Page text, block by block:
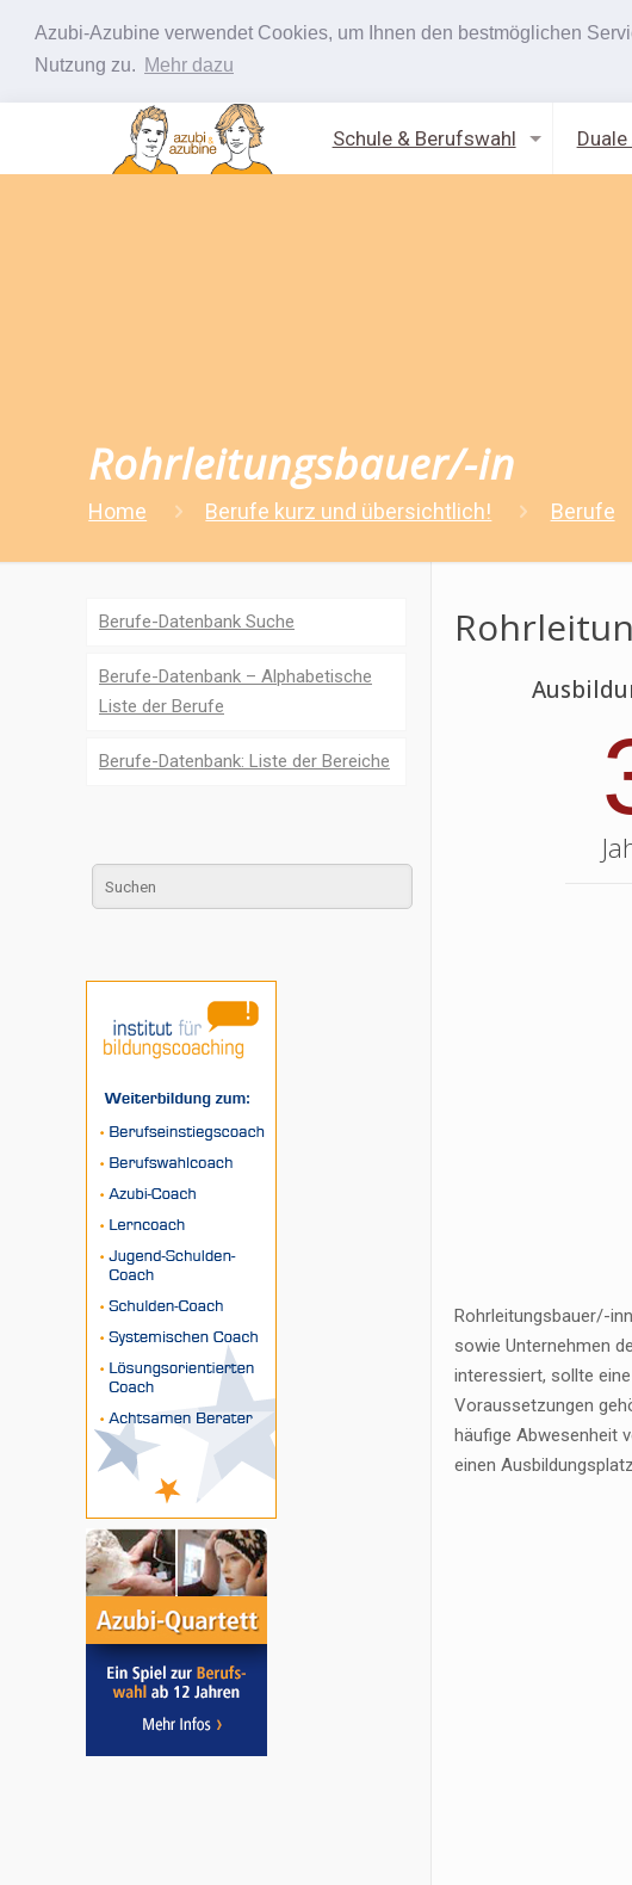
Azubi-Azubine verwendet Cookies, um Ihnen den bestmöglichen
Nutzung zu. Mehr dazu
Schule & Berufswahl
Rohrleitungsbauer/-in
Home Berufe kurz und übersichtlich! Berufe
Rohrleitungsbauer/-
sowie Unternehmen
interessiert, sollte
Voraussetzungen
häufige Abwesenheit
einen
Berufe-Datenbank Suche
Berufe-Datenbank – Alphabetische
Liste der Berufe
Berufe-Datenbank: Liste der Bereiche